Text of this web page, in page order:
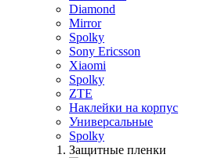
Diamond
Mirror
Spolky
Sony Ericsson
Xiaomi
Spolky
ZTE
Наклейки на корпус
Универсальные
Spolky
Защитные пленки